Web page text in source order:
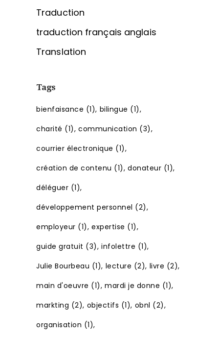
Traduction
traduction français anglais
Translation
Tags
bienfaisance (1) bilingue (1)
charité (1) communication (3)
courrier électronique (1)
création de contenu (1) donateur (1)
déléguer (1)
développement personnel (2)
employeur (1) expertise (1)
guide gratuit (3) infolettre (1)
Julie Bourbeau (1) lecture (2) livre (2)
main d'oeuvre (1) mardi je donne (1)
markting (2) objectifs (1) obnl (2)
organisation (1)